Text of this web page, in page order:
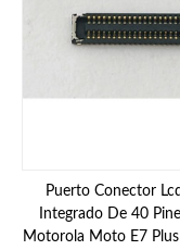
Puerto Conector
Integrado De 40
Motorola Moto E7 Plus